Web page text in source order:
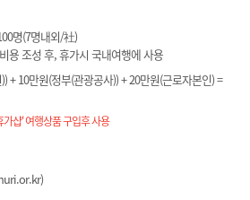
명(7명내외/社)
용 조성 후, 휴가시 국내여행에 사용
+ 10만원(정부(관광공사)) + 20만원(근로자본인) =
샵' 여행상품 구입후 사용